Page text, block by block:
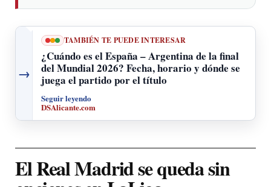
→
TAMBIÉN TE PUEDE INTERESAR
¿Cuándo es el España – Argentina de la final
del Mundial 2026? Fecha, horario y dónde se
juega el partido por el título
Seguir leyendo
DSAlicante.com
El Real Madrid se queda sin